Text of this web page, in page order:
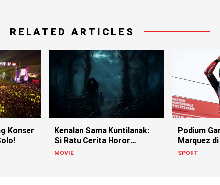
RELATED ARTICLES
Konser
Kenalan Sama Kuntilanak:
Si Ratu Cerita Horor
Indonesia!
MOVIE
Podium
Marquez
SPORT